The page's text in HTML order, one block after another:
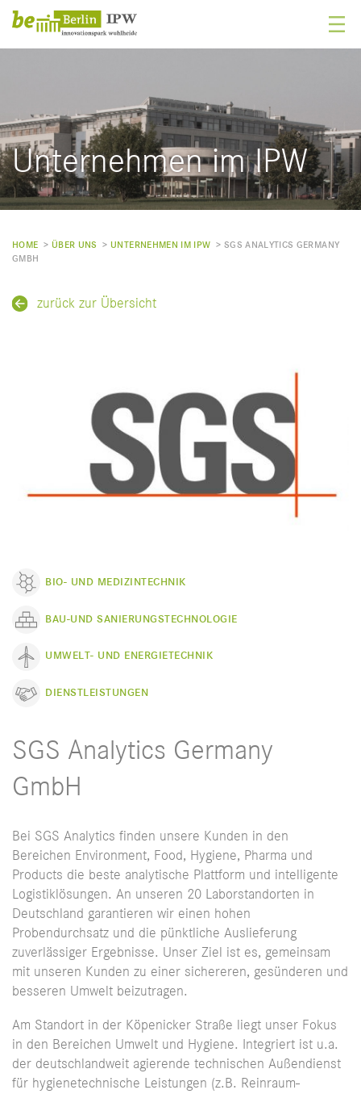
Unternehmen im IPW
HOME > ­ ÜBER UNS > ­ UNTERNEHMEN IM IPW > ­ SGS ANALYTICS GERMANY
GMBH
zurück zur Übersicht
BIO- UND MEDIZINTECHNIK
BAU-UND SANIERUNGSTECHNOLOGIE
UMWELT- UND ENERGIETECHNIK
DIENSTLEISTUNGEN
SGS Analytics Germany
GmbH
Bei SGS Analytics finden unsere Kunden in den
Bereichen Environment, Food, Hygiene, Pharma und
Products die beste analytische Plattform und intelligente
Logistiklösungen. An unseren 20 Laborstandorten in
Deutschland garantieren wir einen hohen
Probendurchsatz und die pünktliche Auslieferung
zuverlässiger Ergebnisse. Unser Ziel ist es, gemeinsam
mit unseren Kunden zu einer sichereren, gesünderen und
besseren Umwelt beizutragen.
Am Standort in der Köpenicker Straße liegt unser Fokus
in den Bereichen Umwelt und Hygiene. Integriert ist u.a.
der deutschlandweit agierende technischen Außendienst
für hygienetechnische Leistungen (z.B. Reinraum-